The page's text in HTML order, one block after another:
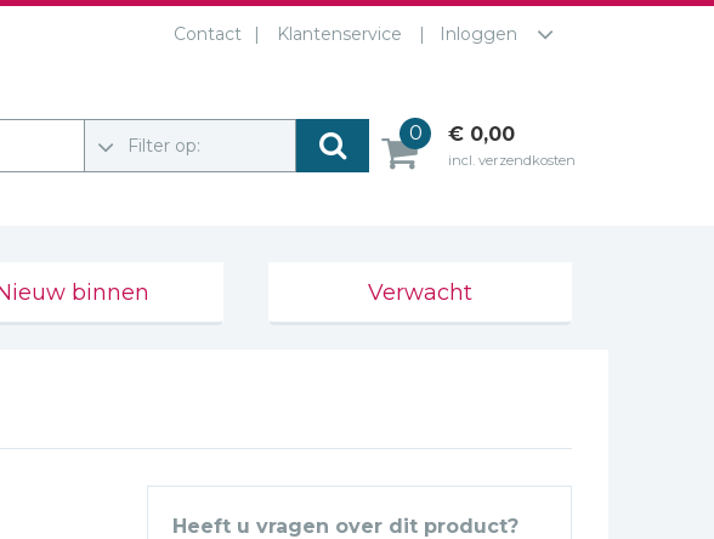
Contact Klantenservice Inloggen
Filter op:
0 € 0,00
incl. verzendkosten
binnen Verwacht
Heeft u vragen over dit product?